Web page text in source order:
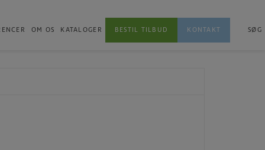
OM OS KATALOGER BESTIL TILBUD KONTAKT SØG